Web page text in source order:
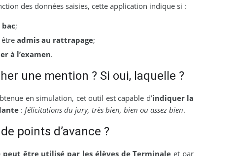
des données saisies, cette application indique si :
;
admis au rattrapage;
à l’examen.
une mention ? Si oui, laquelle ?
en simulation, cet outil est capable d’indiquer la
: félicitations du jury, très bien, bien ou assez bien.
points d’avance ?
peut être utilisé par les élèves de Terminale et par